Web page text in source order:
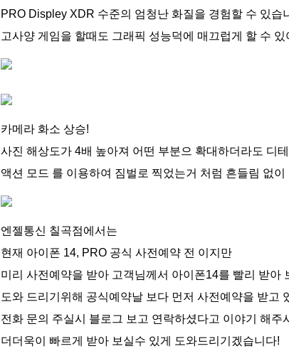
PRO Displey XDR 수준의 엄청난 화질을 경험할 수 있습
고사양 게임을 할때도 그래픽 성능덕에 매끄럽게 할 수
카메라 화소 상승!
사진 해상도가 4배 높아져 어떤 부분으 확대하더라도 디
액션 모드 를 이용하여 짐벌로 찍었는거 처럼 흔들림 없
엔젤통신 칠곡점에서는
현재 아이폰 14, PRO 공식 사전예약 전 이지만
미리 사전예약을 받아 고객님께서 아이폰14를 빨리 받아
도와 드리기위해 공식예약날 보다 먼저 사전예약을 받고
전화 문의 주실시 블로그 보고 연락하셨다고 이야기 해주
더더욱이 빠르게 받아 보실수 있게 도와드리기겠습니다!